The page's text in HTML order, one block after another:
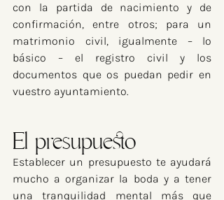
con la partida de nacimiento y de
confirmación, entre otros; para un
matrimonio civil, igualmente – lo
básico – el registro civil y los
documentos que os puedan pedir en
vuestro ayuntamiento.
El presupuesto
Establecer un presupuesto te ayudará
mucho a organizar la boda y a tener
una tranquilidad mental más que